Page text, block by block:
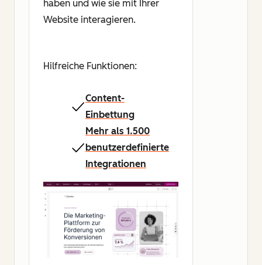
haben und wie sie mit Ihrer
Website interagieren.
Hilfreiche Funktionen:
Content-
Einbettung
Mehr als 1.500
benutzerdefinierte
Integrationen